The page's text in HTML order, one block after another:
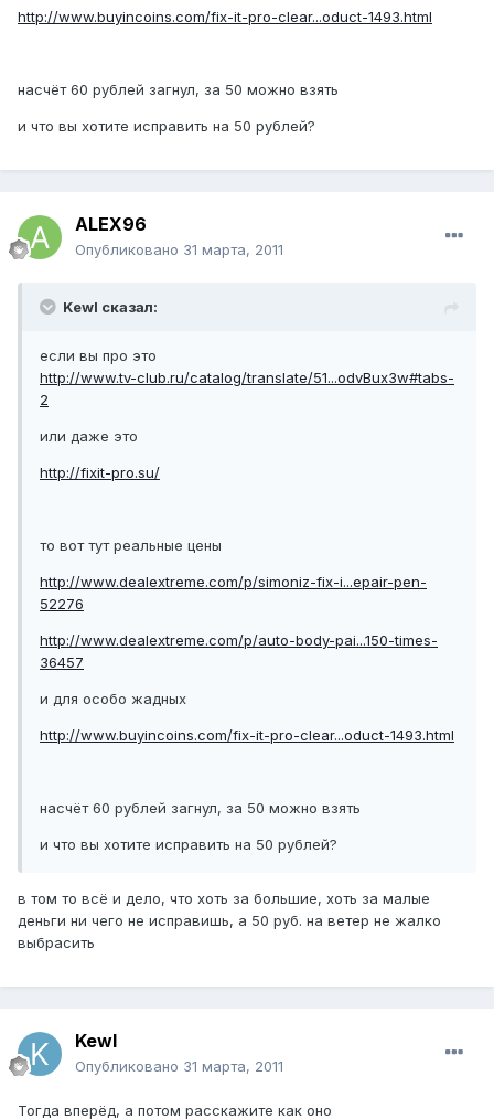
http://www.buyincoins.com/fix-it-pro-clear...oduct-1493.html
насчёт 60 рублей загнул, за 50 можно взять
и что вы хотите исправить на 50 рублей?
ALEX96
Опубликовано 31 марта, 2011
Kewl сказал:
если вы про это
http://www.tv-club.ru/catalog/translate/51...odvBux3w#tabs-
2
или даже это
http://fixit-pro.su/
то вот тут реальные цены
http://www.dealextreme.com/p/simoniz-fix-i...epair-pen-
52276
http://www.dealextreme.com/p/auto-body-pai...150-times-
36457
и для особо жадных
http://www.buyincoins.com/fix-it-pro-clear...oduct-1493.html
насчёт 60 рублей загнул, за 50 можно взять
и что вы хотите исправить на 50 рублей?
в том то всё и дело, что хоть за большие, хоть за малые
деньги ни чего не исправишь, а 50 руб. на ветер не жалко
выбрасить
Kewl
Опубликовано 31 марта, 2011
Тогда вперёд, а потом расскажите как оно